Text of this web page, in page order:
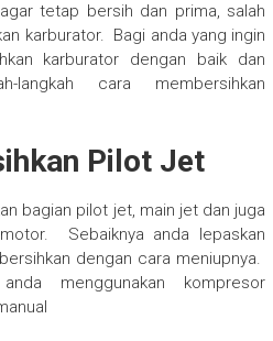
tetap bersih dan prima, salah
karburator. Bagi anda yang ingin
karburator dengan baik dan
langkah cara membersihkan
Pilot Jet
bagian pilot jet, main jet dan juga
Sebaiknya anda lepaskan
dengan cara meniupnya.
menggunakan kompresor